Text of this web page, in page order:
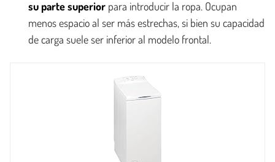
su parte superior para introducir la ropa. Ocupan
menos espacio al ser más estrechas, si bien su capacidad
de carga suele ser inferior al modelo frontal.